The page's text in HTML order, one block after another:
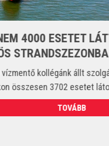
LÁTTUNK EL A
szolgálatba és csak a
látott el. (VIDEÓ)